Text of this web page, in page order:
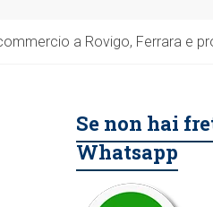
a Rovigo, Ferrara e
Se non hai
Whatsapp